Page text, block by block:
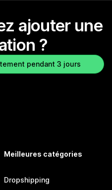
ajouter une
?
pendant 3 jours
Meilleures catégories
Dropshipping